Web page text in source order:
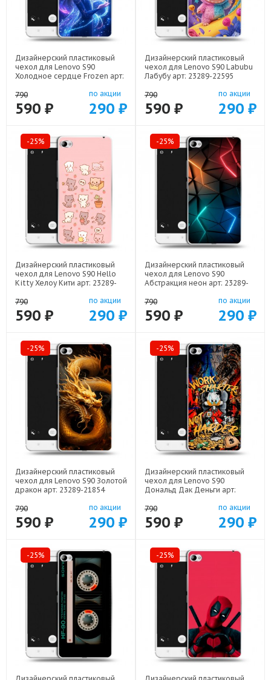
Дизайнерский пластиковый
чехол для Lenovo S90
Холодное сердце Frozen арт:
790
590 ₽
по акции
290 ₽
Дизайнерский пластиковый
чехол для Lenovo S90 Labubu
Лабубу арт: 23289-22595
790
590 ₽
по акции
290 ₽
-25%
Дизайнерский пластиковый
чехол для Lenovo S90 Hello
Kitty Хелоу Кити арт: 23289-
790
590 ₽
по акции
290 ₽
-25%
Дизайнерский пластиковый
чехол для Lenovo S90
Абстракция неон арт: 23289-
790
590 ₽
по акции
290 ₽
-25%
Дизайнерский пластиковый
чехол для Lenovo S90 Золотой
дракон арт: 23289-21854
790
590 ₽
по акции
290 ₽
-25%
Дизайнерский пластиковый
чехол для Lenovo S90
Дональд Дак Деньги арт:
790
590 ₽
по акции
290 ₽
-25% -25%